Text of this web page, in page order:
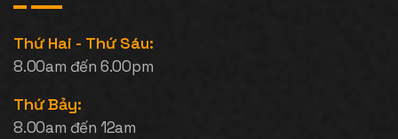
Thứ Hai - Thứ Sáu:
8.00am đến 6.00pm
Thứ Bảy:
8.00am đến 12am